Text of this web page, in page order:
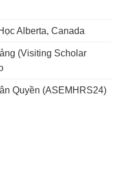
Alberta, Canada
(Visiting Scholar
Quyền (ASEMHRS24)